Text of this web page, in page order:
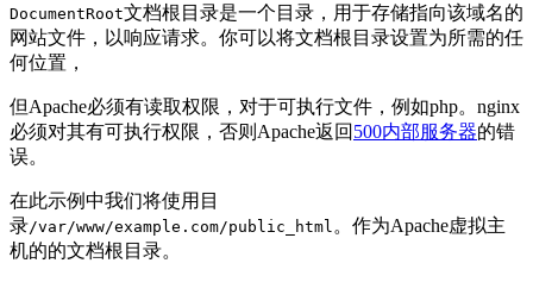
DocumentRoot文档根目录是一个目录，用于存储指向该域名的
网站文件，以响应请求。你可以将文档根目录设置为所需的任
何位置，
但Apache必须有读取权限，对于可执行文件，例如php。nginx
必须对其有可执行权限，否则Apache返回 500内部服务器的错
误。
在此示例中我们将使用目
录/var/www/example.com/public_html 。作为Apache虚拟主
机的的文档根目录。